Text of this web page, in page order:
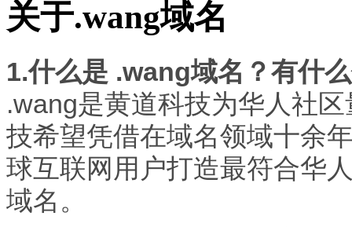
关于.wang域名
1.什么是 .wang域名？有什
.wang是黄道科技为华人社
技希望凭借在域名领域十余
球互联网用户打造最符合华
域名。